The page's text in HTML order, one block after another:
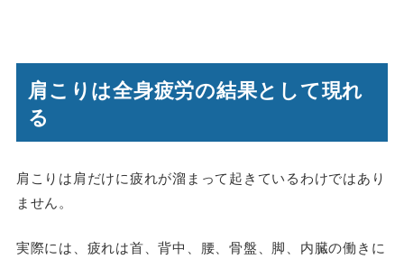
肩こりは全身疲労の結果として現れ
る
肩こりは肩だけに疲れが溜まって起きているわけではあり
ません。
実際には、疲れは首、背中、腰、骨盤、脚、内臓の働きに